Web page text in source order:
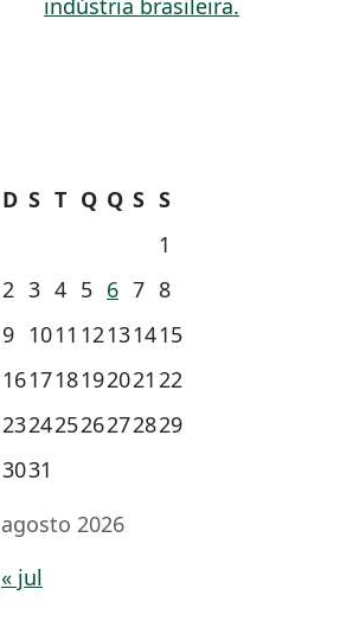
indústria brasileira.
agosto 2026
D S T Q Q S S
1
2 3 4 5 6 7 8
9 1011 12131415
161718192021 22
23242526272829
3031
« jul